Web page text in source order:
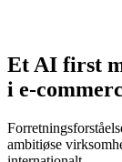
Et AI first
i e-
ambitiøse